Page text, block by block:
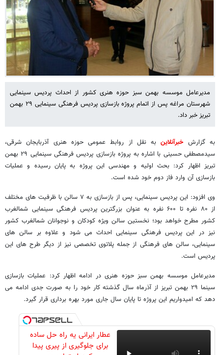
مدیرعامل موسسه بهمن سبز حوزه هنری کشور از احداث پردیس سینمایی
شهرستان مراغه پس از اتمام پروژه بازسازی پردیس فرهنگی سینمایی ۲۹ بهمن
تبریز خبر داد.
به گزارشخبرآنلاینبه نقل از روابط عمومی حوزه هنری آذربایجان شرقی،
سیدمصطفی حسینی با اشاره به پروژه بازسازی پردیس فرهنگی سینمایی ۲۹ بهمن
تبریز اظهار کرد: بحث اولیه و مهندسی این پروژه به پایان رسیده و عملیات
بازسازی آن وارد فاز دوم خود شده است.
وی افزود: این پردیس سینمایی، پس از بازسازی به ۷ سالن با ظرفیت های مختلف
از ۸۰ نفره تا ۶۰۰ نفره به عنوان بزرگترین پردیس فرهنگی سینمایی شمالغرب
کشور مطرح خواهد بود؛ نخستین سالن ویژه کودکان و نوجوانان شمالغرب کشور
نیز در این پردیس فرهنگی سینمایی احداث می شود و علاوه بر سالن های
سینمایی، سالن های فرهنگی از جمله پلاتوی تخصصی نیز از دیگر طرح های این
پردیس است.
مدیرعامل موسسه بهمن سبز حوزه هنری در ادامه اظهار کرد: عملیات بازسازی
سینما ۲۹ بهمن تبریز از آذرماه سال گذشته کار خود را به صورت جدی ادامه می
دهد که امیدواریم این پروژه تا پایان سال جاری مورد بهره برداری قرار گیرد.
عطار ایرانی یه راه حل ساده
برای جلوگیری از پیری پیدا